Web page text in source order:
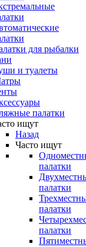
для рыбалки
и туалеты
палатки
ищут
Назад
Часто ищут
палатки
палатки
палатки
палатки